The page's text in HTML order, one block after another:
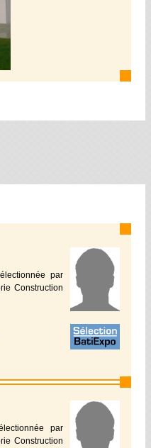
par
Construction
par
Construction